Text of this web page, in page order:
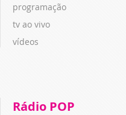
programação
tv ao vivo
vídeos
Rádio POP